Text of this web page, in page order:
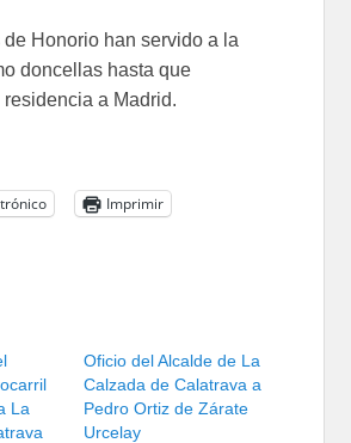
de Honorio han servido a la
doncellas hasta que
a Madrid.
Imprimir
La
Oficio del Alcalde de La
Calzada de Calatrava a
Pedro Ortiz de Zárate
Urcelay